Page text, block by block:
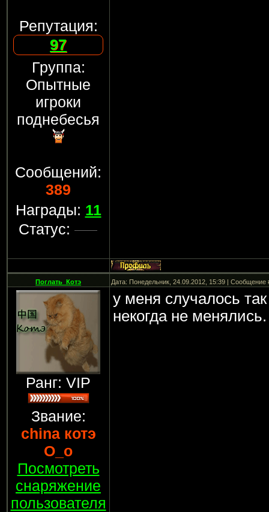
Репутация:
97
Группа:
Опытные
игроки
поднебесья
Сообщений:
389
Награды: 11
Статус:
Поглать_Котэ Дата: Понедельник, 24.09.2012, 15:39 | Сообщение
Ранг: VIP
Звание:
china котэ
О_о
Посмотреть
снаряжение
пользователя
у меня случалось
некогда не менялись.